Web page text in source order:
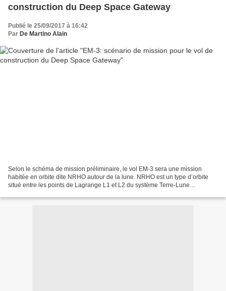
construction du Deep Space Gateway
Publié le 25/09/2017 à 16:42
Par De Martino Alain
Selon le schéma de mission préliminaire, le vol EM-3 sera une mission
habitée en orbite dite NRHO autour de la lune. NRHO est un type d’orbite
situé entre les points de Lagrange L1 et L2 du système Terre-Lune